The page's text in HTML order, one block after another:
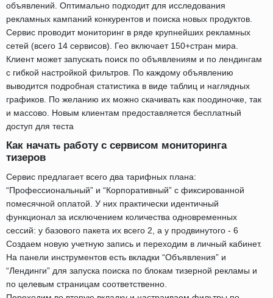
объявлений. Оптимально подходит для исследования
рекламных кампаний конкурентов и поиска новых продуктов.
Сервис проводит мониторинг в ряде крупнейших рекламных
сетей (всего 14 сервисов). Гео включает 150+стран мира.
Клиент может запускать поиск по объявлениям и по лендингам
с гибкой настройкой фильтров. По каждому объявлению
выводится подробная статистика в виде таблиц и наглядных
графиков. По желанию их можно скачивать как поодиночке, так
и массово. Новым клиентам предоставляется бесплатный
доступ для теста
Как начать работу с сервисом мониторинга
тизеров
Сервис предлагает всего два тарифных плана:
“Профессиональный” и “Корпоративный” с фиксированной
помесячной оплатой. У них практически идентичный
функционал за исключением количества одновременных
сессий: у базового пакета их всего 2, а у продвинутого - 6
Создаем новую учетную запись и переходим в личный кабинет.
На панели инструментов есть вкладки “Объявления” и
“Лендинги” для запуска поиска по блокам тизерной рекламы и
по целевым страницам соответственно.